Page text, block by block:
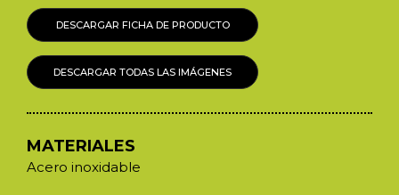
DESCARGAR FICHA DE PRODUCTO
DESCARGAR TODAS LAS IMÁGENES
MATERIALES
Acero inoxidable